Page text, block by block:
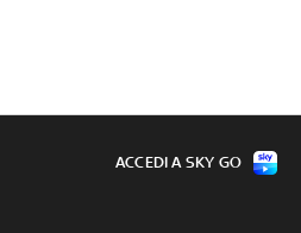
ACCEDI A SKY GO